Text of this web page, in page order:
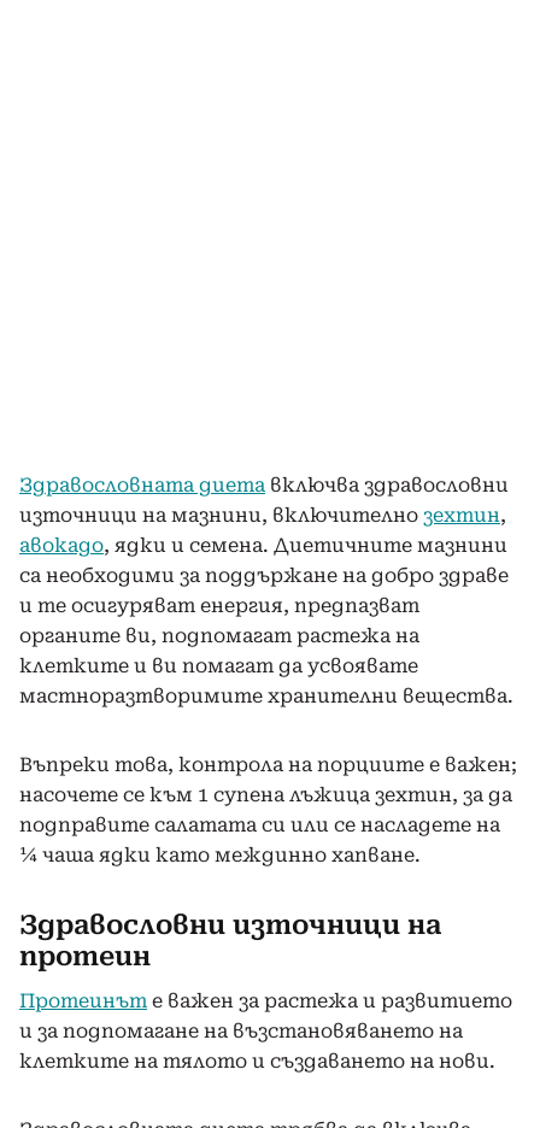
Здравословната диета включва здравословни
източници на мазнини, включително зехтин,
авокадо, ядки и семена. Диетичните мазнини
са необходими за поддържане на добро здраве
и те осигуряват енергия, предпазват
органите ви, подпомагат растежа на
клетките и ви помагат да усвоявате
мастноразтворимите хранителни вещества.
Въпреки това, контрола на порциите е важен;
насочете се към 1 супена лъжица зехтин, за да
подправите салатата си или се насладете на
¼ чаша ядки като междинно хапване.
Здравословни източници на
протеин
Протеинът е важен за растежа и развитието
и за подпомагане на възстановяването на
клетките на тялото и създаването на нови.